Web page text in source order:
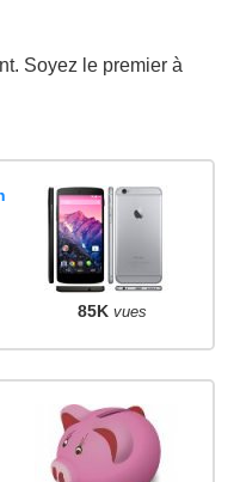
Soyez le premier à
85K vues